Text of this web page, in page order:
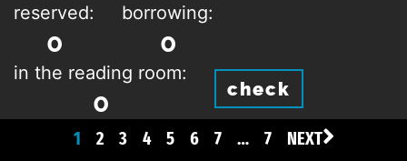
reserved:
0
borrowing:
0
in the reading room:
0 check
1 2 3 4 5 6 7 … 7 NEXT